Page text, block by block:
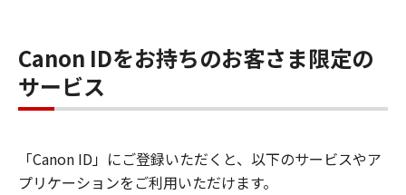
Canon IDをお持ちのお客さま限定の
サービス
「Canon ID」にご登録いただくと、以下のサービスやア
プリケーションをご利用いただけます。